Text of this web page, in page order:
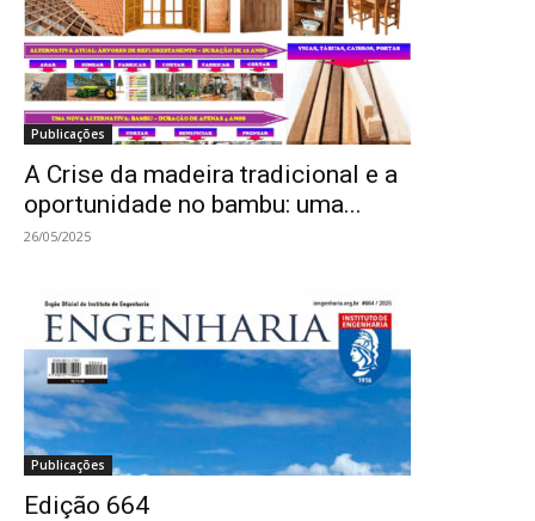
Publicações
A Crise da madeira tradicional e a
oportunidade no bambu: uma...
26/05/2025
Publicações
Edição 664